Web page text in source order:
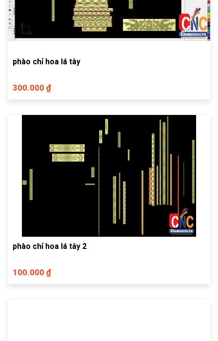
phào chỉ hoa lá tây
300.000 ₫
phào chỉ hoa lá tây 2
100.000 ₫